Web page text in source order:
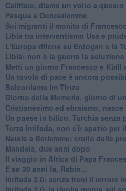
Califfato, diamo un volto a questo
Pasqua a Gerusalemme
Sui migranti il monito di
Libia tra interventismo Usa e
L'Europa rifletta su Erdogan e la
Libia: non è la guerra la soluzione
Metti un giorno Francesco e Kirill
Un tavolo di pace è ancora
Boicottiamo Im Tirtzu
Giorno della Memoria, giorno di
Cristianesimo ed ebraismo, nasce
Un paese in bilico, Turchia senza
Terza Intifada, non c'è spazio per
Natale a Betlemme: crollo delle
Mandela, due anni dopo
Il viaggio in Africa di Papa
E se 20 anni fa, Rabin...
Intifada 2.0: senza freni il terrore